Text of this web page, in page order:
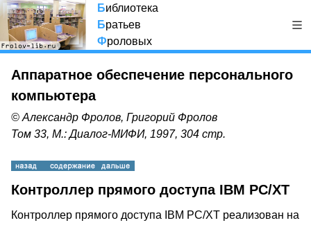
Библиотека
Братьев
Фроловых
Аппаратное обеспечение персонального
компьютера
© Александр Фролов, Григорий Фролов
Том 33, М.: Диалог-МИФИ, 1997, 304 стр.
Контроллер прямого доступа IBM PC/XT
Контроллер прямого доступа IBM PC/XT реализован на